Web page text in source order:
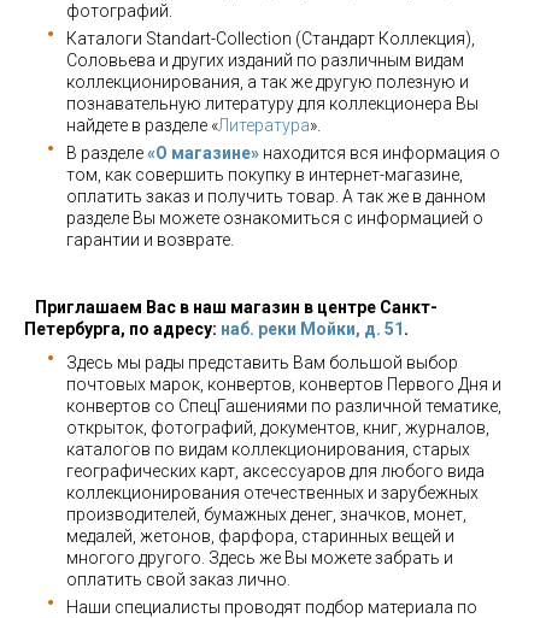
фотографий.
Каталоги Standart-Collection (Стандарт Коллекция),
Соловьева и других изданий по различным видам
коллекционирования, а так же другую полезную и
познавательную литературу для коллекционера Вы
найдете в разделе «Литература».
В разделе«О магазине» находится вся информация о
том, как совершить покупку в интернет-магазине,
оплатить заказ и получить товар. А так же в данном
разделе Вы можете ознакомиться с информацией о
гарантии и возврате.
Приглашаем Вас в наш магазин в центре Санкт-
Петербурга, по адресу: наб. реки Мойки, д. 51 .
Здесь мы рады представить Вам большой выбор
почтовых марок, конвертов, конвертов Первого Дня и
конвертов со СпецГашениями по различной тематике,
открыток, фотографий, документов, книг, журналов,
каталогов по видам коллекционирования, старых
географических карт, аксессуаров для любого вида
коллекционирования отечественных и зарубежных
производителей, бумажных денег, значков, монет,
медалей, жетонов, фарфора, старинных вещей и
многого другого. Здесь же Вы можете забрать и
оплатить свой заказ лично.
Наши специалисты проводят подбор материала по